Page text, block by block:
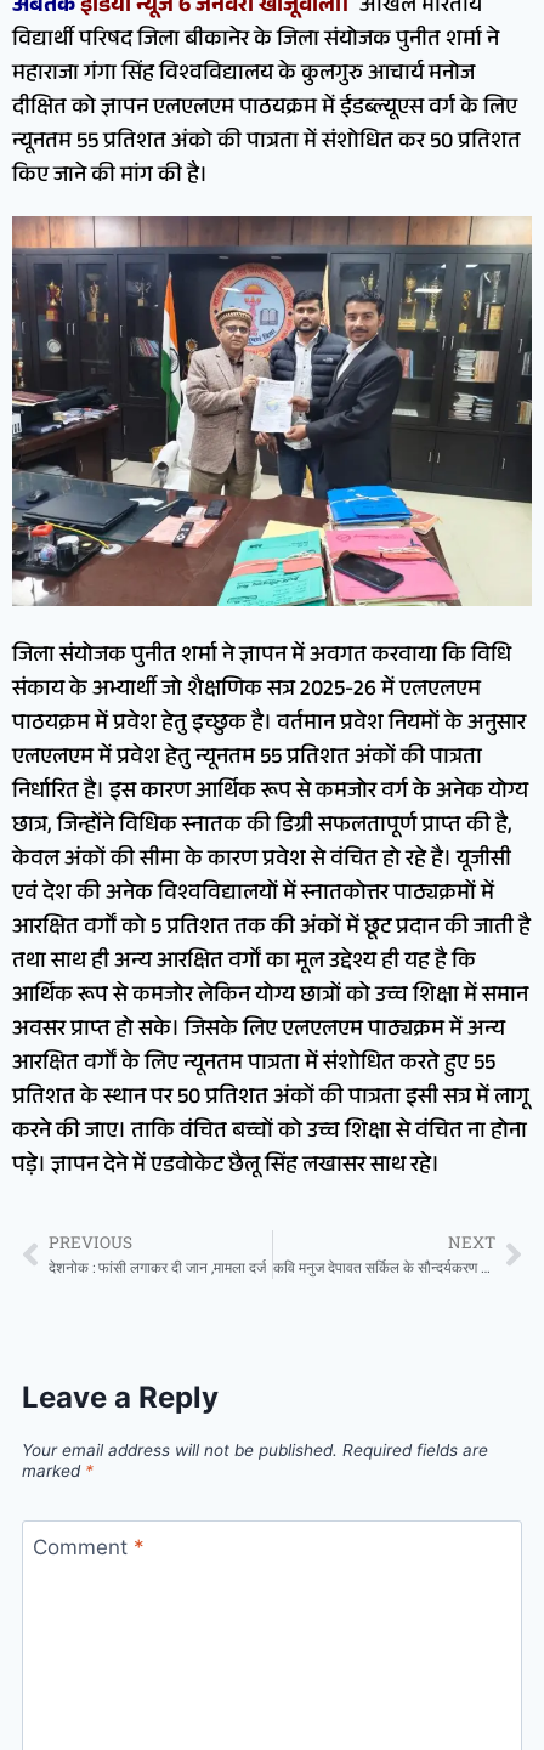
अबतकइंडिया न्यूज 6 जनवरी खाजूवाला। अखिल भारतीय
विद्यार्थी परिषद जिला बीकानेर के जिला संयोजक पुनीत शर्मा ने
महाराजा गंगा सिंह विश्वविद्यालय के कुलगुरु आचार्य मनोज
दीक्षित को ज्ञापन एलएलएम पाठयक्रम में ईडब्ल्यूएस वर्ग के लिए
न्यूनतम 55 प्रतिशत अंको की पात्रता में संशोधित कर 50 प्रतिशत
किए जाने की मांग की है।
जिला संयोजक पुनीत शर्मा ने ज्ञापन में अवगत करवाया कि विधि
संकाय के अभ्यार्थी जो शैक्षणिक सत्र 2025-26 में एलएलएम
पाठयक्रम में प्रवेश हेतु इच्छुक है। वर्तमान प्रवेश नियमों के अनुसार
एलएलएम में प्रवेश हेतु न्यूनतम 55 प्रतिशत अंकों की पात्रता
निर्धारित है। इस कारण आर्थिक रूप से कमजोर वर्ग के अनेक योग्य
छात्र, जिन्होंने विधिक स्नातक की डिग्री सफलतापूर्ण प्राप्त की है,
केवल अंकों की सीमा के कारण प्रवेश से वंचित हो रहे है। यूजीसी
एवं देश की अनेक विश्वविद्यालयों में स्नातकोत्तर पाठ्यक्रमों में
आरक्षित वर्गों को 5 प्रतिशत तक की अंकों में छूट प्रदान की जाती है
तथा साथ ही अन्य आरक्षित वर्गों का मूल उद्देश्य ही यह है कि
आर्थिक रूप से कमजोर लेकिन योग्य छात्रों को उच्च शिक्षा में समान
अवसर प्राप्त हो सके। जिसके लिए एलएलएम पाठ्यक्रम में अन्य
आरक्षित वर्गों के लिए न्यूनतम पात्रता में संशोधित करते हुए 55
प्रतिशत के स्थान पर 50 प्रतिशत अंकों की पात्रता इसी सत्र में लागू
करने की जाए। ताकि वंचित बच्चों को उच्च शिक्षा से वंचित ना होना
पड़े। ज्ञापन देने में एडवोकेट छैलू सिंह लखासर साथ रहे।
PREVIOUS
देशनोक : फांसी लगाकर दी जान ,मामला दर्ज
NEXT
कवि मनुज देपावत सर्किल के सौन्दर्यकरण की माँग
Leave a Reply
Your email address will not be published. Required fields are
marked *
Comment *